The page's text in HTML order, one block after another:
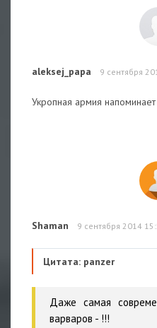
aleksej_papa 9 сентября
Укропная армия
Shaman 9 сентября 2014
Цитата: panzer
Даже самая
варваров - !!!